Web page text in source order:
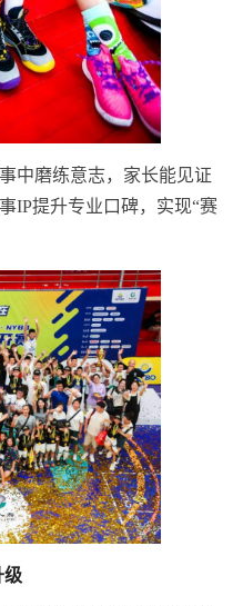
中磨练意志，家长能见证
IP提升专业口碑，实现“赛
级